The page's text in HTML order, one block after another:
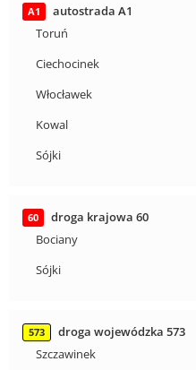
A1
autostrada A1
Toruń
Ciechocinek
Włocławek
Kowal
Sójki
60
droga krajowa 60
Bociany
Sójki
573
droga wojewódzka 573
Szczawinek